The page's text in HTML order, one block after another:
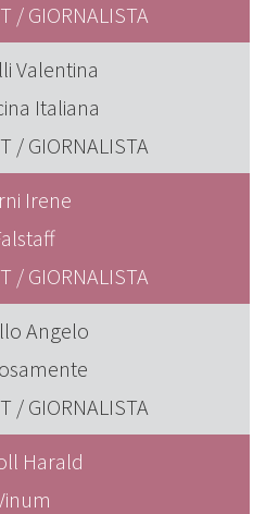
/ GIORNALISTA
Valentina
Italiana
/ GIORNALISTA
Irene
/ GIORNALISTA
Angelo
/ GIORNALISTA
Harald